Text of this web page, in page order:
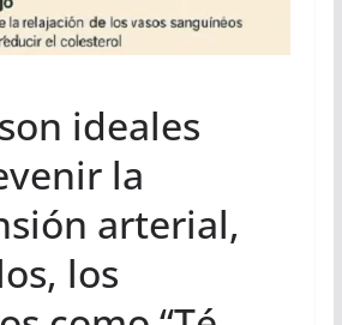
ideales
la
arterial,
los